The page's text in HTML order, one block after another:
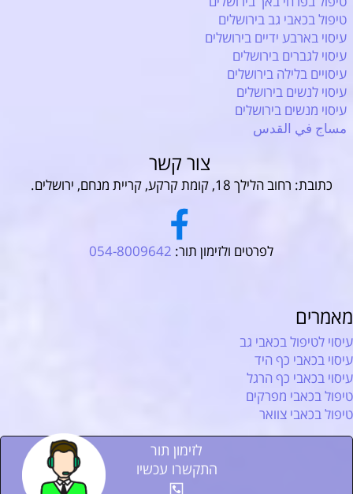
טיפול בכאבי גב בירושלים
עיסוי בארבע ידיים בירושלים
עיסוי לגברים בירושלים
עיסויים בלילה בירושלים
עיסוי לנשים בירושלים
עיסוי מנשים בירושלים
مساج في القدس
צור קשר
כתובת: רחוב הלילך 18, קומת קרקע, קריית מנחם, ירושלים.
לפרטים ולזימון תור: 054-8009642
מאמרים
עיסוי לטיפול בכאבי גב
עיסוי בכאבי כף היד
עיסוי בכאבי כף הרגל
טיפול בכאבי מפרקים
טיפול בכאבי צוואר
לזימון תור
התקשרו עכשיו